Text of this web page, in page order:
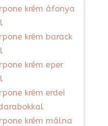
krém áfonya
krém barack
krém eper
krém erdei
krém málna